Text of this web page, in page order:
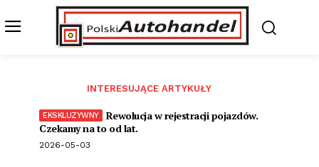
INTERESUJĄCE ARTYKUŁY
Rewolucja w rejestracji pojazdów.
Czekamy na to od lat.
2026-05-03